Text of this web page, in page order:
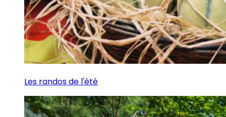
Les randos de l'été